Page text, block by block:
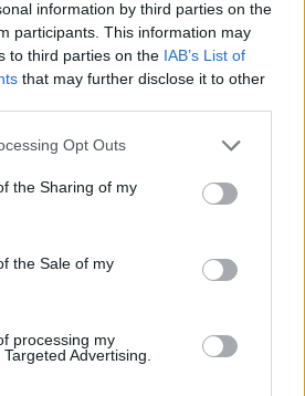
information by third parties on the
participants. This information may
to third parties on the IAB’s List of
that may further disclose it to other
Opt Outs
the Sharing of my
the Sale of my
processing my
Advertising.
: Mane
: Rabiot
: Douè
: I. Ndiaye
il Fantamondiale arriva da
per questa partita consiglia di
chance create (7) e 1,8
sempre in CL (3° nel